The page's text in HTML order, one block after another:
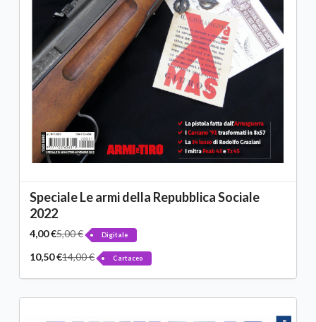
Speciale Le armi della Repubblica Sociale
2022
4,00 €5,00 € Digitale
10,50 €14,00 € Cartaceo